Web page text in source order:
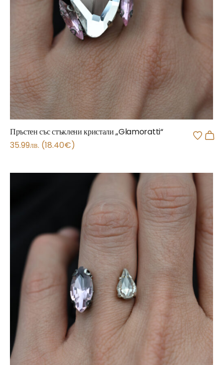
Пръстен със стъклени кристали „Glamoratti“
35.99лв. (18.40€)